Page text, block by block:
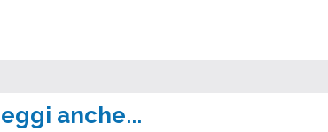
anche...